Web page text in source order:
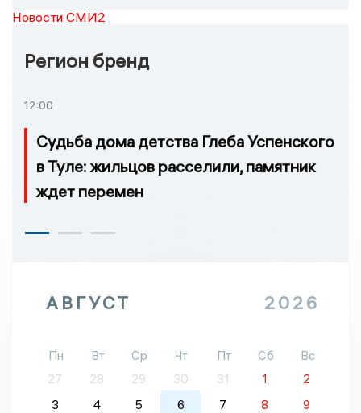
Новости СМИ2
Регион бренд
12:00
Судьба дома детства Глеба Успенского
в Туле: жильцов расселили, памятник
ждет перемен
АВГУСТ 2026
Пн Вт Ср Чт Пт Сб
Вс
27
28 29 30 31 1
2
3
4 5 6 7 8
9